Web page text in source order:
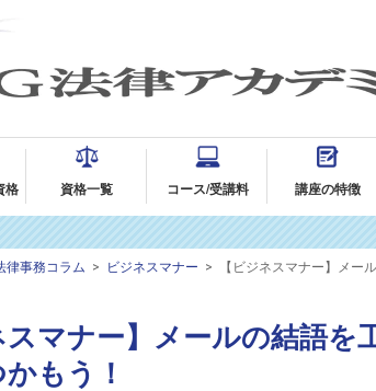
就職・転職｜AG法律アカデ
格 資格一覧 コース/受講料 講座の特徴
律事務コラム > ビジネスマナー > 【ビジネスマナー】メー
スマナー】メールの結語を
もう！